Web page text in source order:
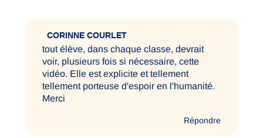
CORINNE COURLET
tout élève, dans chaque classe, devrait
voir, plusieurs fois si nécessaire, cette
vidéo. Elle est explicite et tellement
tellement porteuse d'espoir en l'humanité.
Merci
Répondre